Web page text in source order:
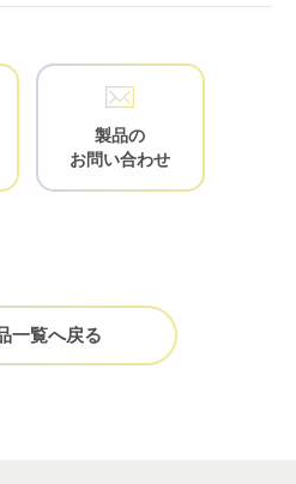
製品の
お問い合わせ
一覧へ戻る